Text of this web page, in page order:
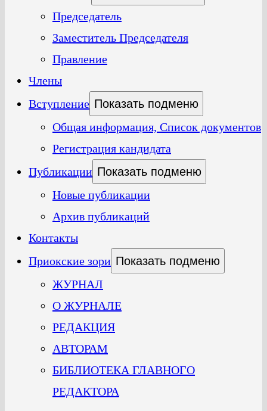
Председатель
Заместитель Председателя
Правление
Члены
Вступление Показать подменю
Общая информация, Список документов
Регистрация кандидата
Публикации Показать подменю
Новые публикации
Архив публикаций
Контакты
Приокские зори Показать подменю
ЖУРНАЛ
О ЖУРНАЛЕ
РЕДАКЦИЯ
АВТОРАМ
БИБЛИОТЕКА ГЛАВНОГО
РЕДАКТОРА